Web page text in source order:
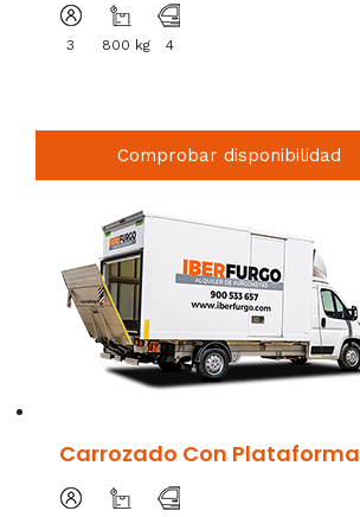
3 800 kg 4
Comprobar disponibilidad
Carrozado Con Plataforma